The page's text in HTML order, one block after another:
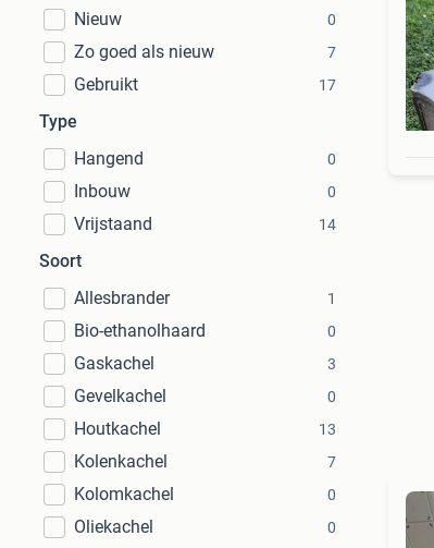
Nieuw
0
Zo goed als nieuw 7
Gebruikt 17
Type
Hangend
0
Inbouw 0
Vrijstaand 14
Soort
Allesbrander
1
Bio-ethanolhaard 0
Gaskachel 3
Gevelkachel 0
Houtkachel 13
Kolenkachel 7
Kolomkachel 0
Oliekachel 0